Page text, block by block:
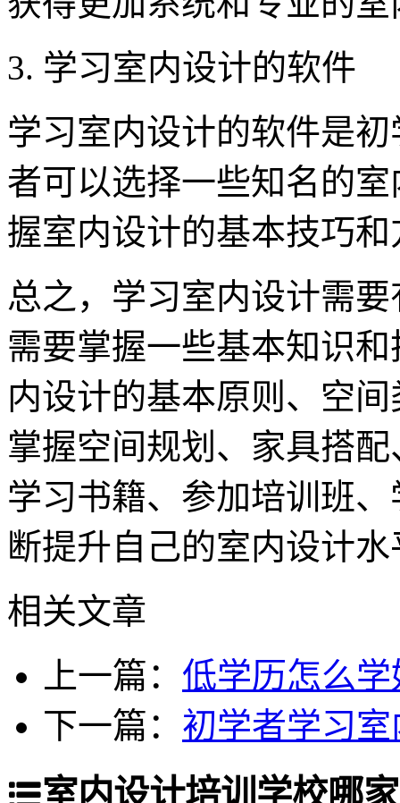
3. 学习室内设计的软件
学习室内设计的软件是
者可以选择一些知名的
握室内设计的基本技巧和
总之，学习室内设计需
需要掌握一些基本知识
内设计的基本原则、空
掌握空间规划、家具搭
学习书籍、参加培训班
断提升自己的室内设计水
相关文章
上一篇： 低学历怎么
下一篇： 初学者学习
室内设计培训学校哪